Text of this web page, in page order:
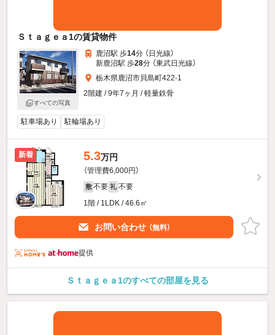
Ｓｔａｇｅａ1の賃貸物件
すべての写真
鹿沼駅 歩14分 （日光線）
新鹿沼駅 歩28分 （東武日光線）
栃木県鹿沼市貝島町422-1
2階建 / 9年7ヶ月 / 軽量鉄骨
駐車場あり 駐輪場あり
新着 5.3万円
（管理費6,000円）
敷 不要 礼 不要
1階 / 1LDK / 46.6㎡
お問い合わせ （無料）
提供
Ｓｔａｇｅａ1のすべての部屋を見る